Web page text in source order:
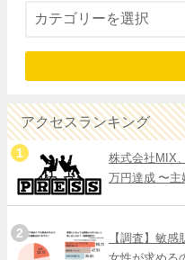
アクセスランキング
株式会社MIX
万円達成 〜主
【調査】敏